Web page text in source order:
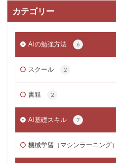
カテゴリー
AIの勉強方法 6
スクール 2
書籍 2
AI基礎スキル 7
機械学習（マシンラーニング）